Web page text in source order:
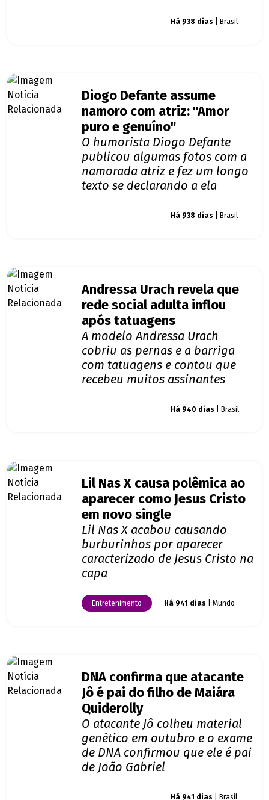
Há 938 dias | Brasil
Diogo Defante assume
namoro com atriz: "Amor
puro e genuíno"
O humorista Diogo Defante
publicou algumas fotos com a
namorada atriz e fez um longo
texto se declarando a ela
Há 938 dias | Brasil
Andressa Urach revela que
rede social adulta inflou
após tatuagens
A modelo Andressa Urach
cobriu as pernas e a barriga
com tatuagens e contou que
recebeu muitos assinantes
Há 940 dias | Brasil
Lil Nas X causa polêmica ao
aparecer como Jesus Cristo
em novo single
Lil Nas X acabou causando
burburinhos por aparecer
caracterizado de Jesus Cristo na
capa
Entretenimento Há 941 dias | Mundo
DNA confirma que atacante
Jô é pai do filho de Maiára
Quiderolly
O atacante Jô colheu material
genético em outubro e o exame
de DNA confirmou que ele é pai
de João Gabriel
Há 941 dias | Brasil